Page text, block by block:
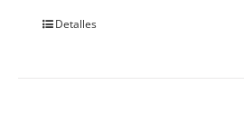
Detalles